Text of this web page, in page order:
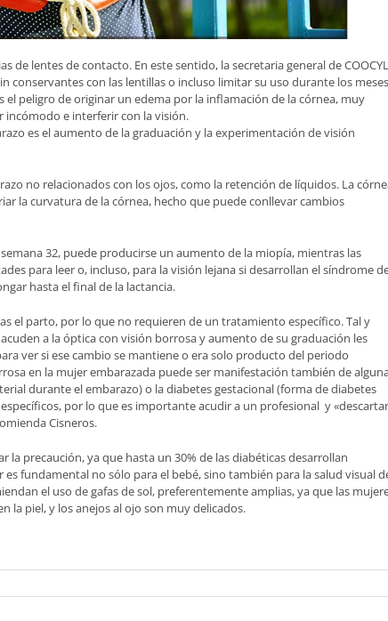
de lentes de contacto. En este sentido, la secretaria general de
conservantes con las lentillas o incluso limitar su uso durante los meses
el peligro de originar un edema por la inflamación de la córnea, muy
incómodo e interferir con la visión.
es el aumento de la graduación y la experimentación de visión
no relacionados con los ojos, como la retención de líquidos. La
la curvatura de la córnea, hecho que puede conllevar cambios
32, puede producirse un aumento de la miopía, mientras las
para leer o, incluso, para la visión lejana si desarrollan el síndrome
hasta el final de la lactancia.
el parto, por lo que no requieren de un tratamiento específico. Tal y
a la óptica con visión borrosa y aumento de su graduación les
ver si ese cambio se mantiene o era solo producto del periodo
en la mujer embarazada puede ser manifestación también de
durante el embarazo) o la diabetes gestacional (forma de diabetes
por lo que es importante acudir a un profesional y «descartar
Cisneros.
precaución, ya que hasta un 30% de las diabéticas desarrollan
fundamental no sólo para el bebé, sino también para la salud visual
el uso de gafas de sol, preferentemente amplias, ya que las
la piel, y los anejos al ojo son muy delicados.